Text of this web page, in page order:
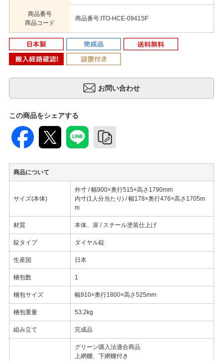
商品番号
商品コード
商品番号:ITO-HCE-0941SF
この商品をシェアする
商品について
サイズ(本体)
外寸 / 幅900×奥行515×高さ1790mm
内寸(1人分当たり) / 幅178×奥行476×高さ1705m
m
材質 本体、扉 / スチール塗装仕上げ
錠タイプ ダイヤル錠
生産国 日本
梱包数 1
梱包サイズ 幅910×奥行1800×高さ525mm
梱包重量 53.2kg
組み立て 完成品
グリーン購入法適合商品
上網棚、下網棚付き